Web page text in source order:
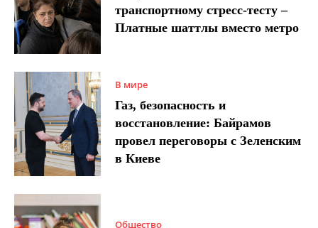
транспортному стресс-тесту –
Платные шаттлы вместо метро
В мире
Газ, безопасность и
восстановление: Байрамов
провел переговоры с Зеленским
в Киеве
Общество